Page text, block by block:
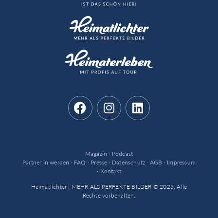
Magazin · Podcast
Partner:in werden · FAQ · Presse · Datenschutz · AGB · Impressum
· Kontakt
Heimatlichter | MEHR ALS PERFEKTE BILDER © 2025. Alle
Rechte vorbehalten.